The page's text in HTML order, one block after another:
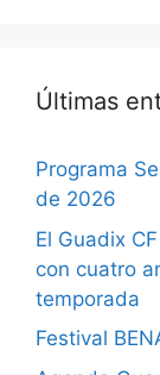
Últimas
Programa
de 2026
El Guadix
con cuatro
temporada
Festival